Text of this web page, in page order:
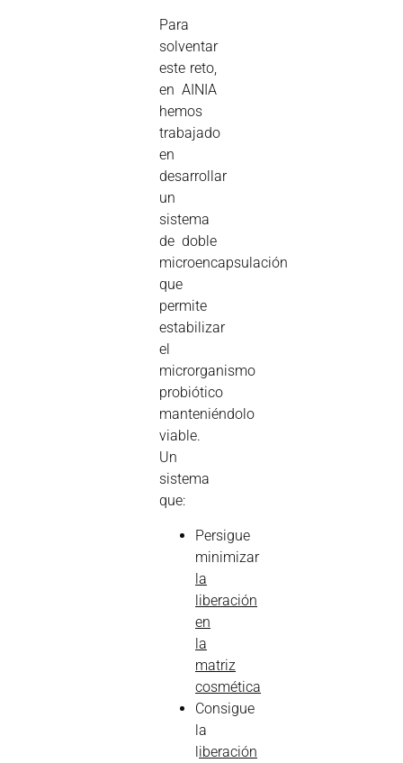
Para
solventar
este reto,
en AINIA
hemos
trabajado
en
desarrollar
un
sistema
de doble
microencapsulación
que
permite
estabilizar
el
microrganismo
probiótico
manteniéndolo
viable.
Un
sistema
que:
Persigue
minimizar
la
liberación
en
la
matriz
cosmética
Consigue
la
liberación